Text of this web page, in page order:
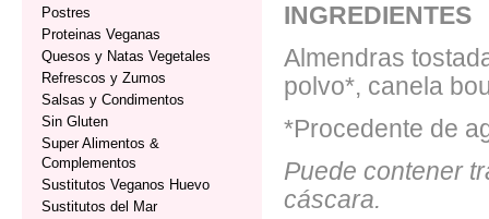
Postres
Proteinas Veganas
Quesos y Natas Vegetales
Refrescos y Zumos
Salsas y Condimentos
Sin Gluten
Super Alimentos &
Complementos
Sustitutos Veganos Huevo
Sustitutos del Mar
INGREDIENTES
Almendras
polvo*, canela
*Procedente de
Puede contener
cáscara.